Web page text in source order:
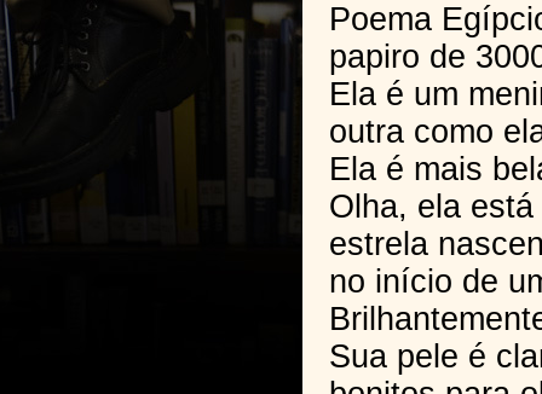
Poema
papiro de
Ela é um
outra como
Ela é mais
Olha, ela
estrela
no início de
Sua pele é